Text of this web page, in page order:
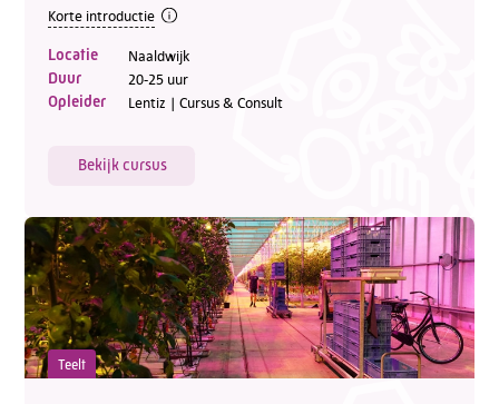
Korte introductie
Locatie Naaldwijk
Duur 20-25 uur
Opleider Lentiz | Cursus & Consult
Bekijk cursus
Teelt